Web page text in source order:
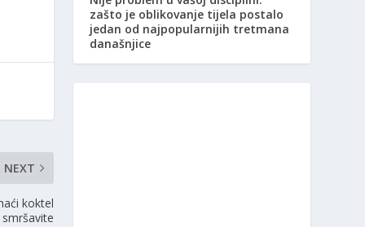
NEXT
koktel
zašto je oblikovanje tijela postalo
jedan od najpopularnijih tretmana
današnjice